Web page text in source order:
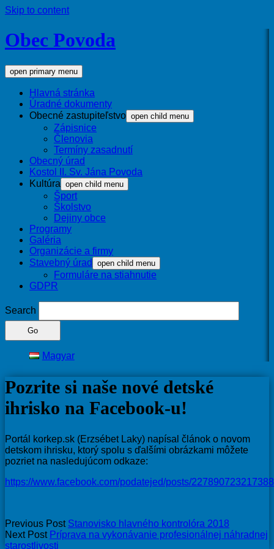
Skip to content
Obec Povoda
open primary menu
Hlavná stránka
Úradné dokumenty
Obecné zastupiteľstvo open child menu
Zápisnice
Členovia
Termíny zasadnutí
Obecný úrad
Kostol II. Sv. Jána Povoda
Kultúra open child menu
Šport
Školstvo
Dejiny obce
Programy
Galéria
Organizácie a firmy
Stavebný úrad
open child menu
Formuláre na stiahnutie
GDPR
Search
Magyar
Pozrite si naše nové detské
ihrisko na Facebook-u!
Portál korkep.sk (Erzsébet Laky) napísal článok o novom
detskom ihrisku, ktorý spolu s ďalšími obrázkami môžete
pozriet na nasledujúcom odkaze:
https://www.facebook.com/podatejed/posts/
Previous Post Stanovisko hlavného kontrolóra 2018
Next Post Príprava na vykonávanie profesionálnej náhradnej
starostlivosti